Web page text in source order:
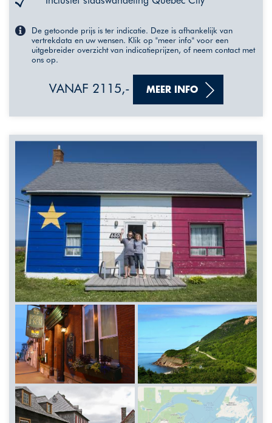
De getoonde prijs is ter indicatie. Deze is afhankelijk van
vertrekdata en uw wensen. Klik op "meer info" voor een
uitgebreider overzicht van indicatieprijzen, of neem contact met
ons op.
VANAF 2115,- MEER INFO